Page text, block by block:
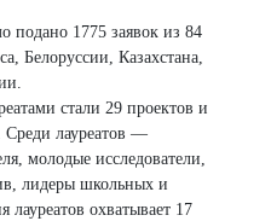
подано 1775 заявок из 84
Белоруссии, Казахстана,
стали 29 проектов и
лауреатов —
молодые исследователи,
лидеры школьных и
лауреатов охватывает 17